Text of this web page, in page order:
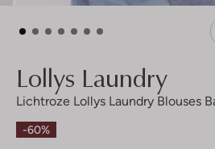
Lollys Laundry
Lichtroze Lollys Laundry Blouses
-60%